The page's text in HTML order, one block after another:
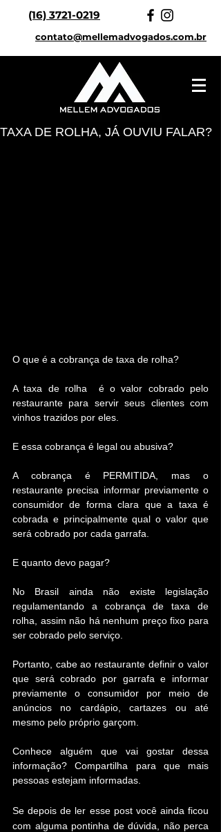
(16) 3721-0219
contato@mellemadvogados.com.br
TAXA DE ROLHA, JÁ OUVIU FALAR?
O que é a cobrança de taxa de rolha?
A taxa de rolha  é o valor cobrado pelo
restaurante para servir seus clientes com
vinhos trazidos por eles.
E essa cobrança é legal ou abusiva?
A cobrança é PERMITIDA, mas o
restaurante precisa informar previamente o
consumidor de forma clara que a taxa é
cobrada e principalmente qual o valor que
será cobrado por cada garrafa.
E quanto devo pagar?
No Brasil ainda não existe legislação
regulamentando a cobrança de taxa de
rolha, assim não há nenhum preço fixo para
ser cobrado pelo serviço.
Portanto, cabe ao restaurante definir o valor
que será cobrado por garrafa e informar
previamente o consumidor por meio de
anúncios no cardápio, cartazes ou até
mesmo pelo próprio garçom.
Conhece alguém que vai gostar dessa
informação? Compartilha para que mais
pessoas estejam informadas.
Se depois de ler esse post você ainda ficou
com alguma pontinha de dúvida, não perca